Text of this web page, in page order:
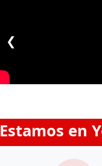
❮
Estamos en